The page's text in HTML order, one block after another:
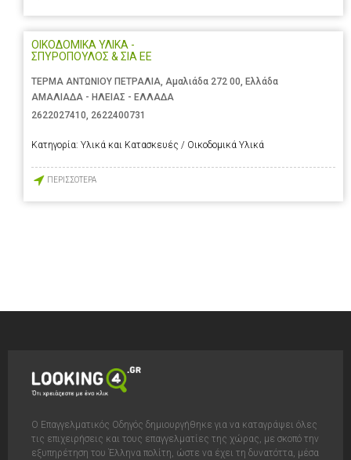
ΟΙΚΟΔΟΜΙΚΑ ΥΛΙΚΑ -
ΣΠΥΡΟΠΟΥΛΟΣ & ΣΙΑ ΕΕ
ΤΕΡΜΑ ΑΝΤΩΝΙΟΥ ΠΕΤΡΑΛΙΑ, Αμαλιάδα 272 00, Ελλάδα
ΑΜΑΛΙΑΔΑ - ΗΛΕΙΑΣ - ΕΛΛΑΔΑ
2622027410 2622400731
Κατηγορία: Υλικά και Κατασκευές / Οικοδομικά Υλικά
ΠΕΡΙΣΣΟΤΕΡΑ
Ο Επαγγελματικός Οδηγός δημιουργήθηκε για να καταγράψει όλες
τις επιχειρήσεις και τους επαγγελματίες της χώρας, με σκοπό την
εξυπηρέτηση του Έλληνα πολίτη, ώστε να έχει τη δυνατόττα, μέσα